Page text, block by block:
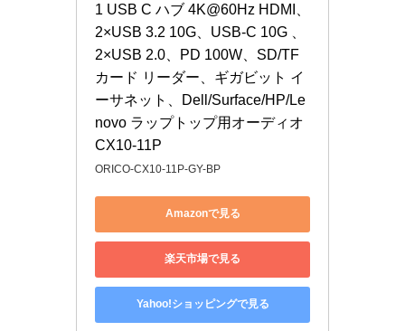
1 USB C ハブ 4K@60Hz HDMI、
2×USB 3.2 10G、USB-C 10G 、
2×USB 2.0、PD 100W、SD/TF
カード リーダー、ギガビット イ
ーサネット、Dell/Surface/HP/Le
novo ラップトップ用オーディオ
CX10-11P
ORICO-CX10-11P-GY-BP
Amazonで見る
楽天市場で見る
Yahoo!ショッピングで見る